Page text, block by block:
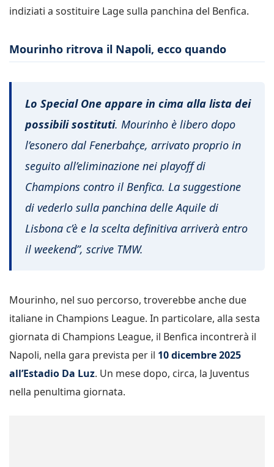
indiziati a sostituire Lage sulla panchina del Benfica.
Mourinho ritrova il Napoli, ecco quando
Lo Special One appare in cima alla lista dei
possibili sostituti. Mourinho è libero dopo
l’esonero dal Fenerbahçe, arrivato proprio in
seguito all’eliminazione nei playoff di
Champions contro il Benfica. La suggestione
di vederlo sulla panchina delle Aquile di
Lisbona c’è e la scelta definitiva arriverà entro
il weekend”, scrive TMW.
Mourinho, nel suo percorso, troverebbe anche due
italiane in Champions League. In particolare, alla sesta
giornata di Champions League, il Benfica incontrerà il
Napoli, nella gara prevista per il 10 dicembre 2025
all’Estadio Da Luz. Un mese dopo, circa, la Juventus
nella penultima giornata.